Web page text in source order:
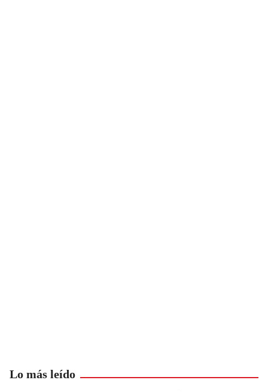
Lo más leído